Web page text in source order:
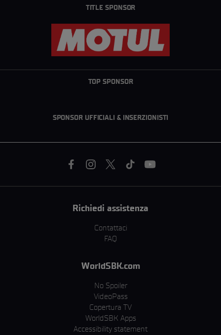
TITLE SPONSOR
TOP SPONSOR
SPONSOR UFFICIALI & INSERZIONISTI
Richiedi assistenza
Contattaci
FAQ
WorldSBK.com
No Spoiler
VideoPass
Copertura TV
WorldSBK Apps
Accessibility statement